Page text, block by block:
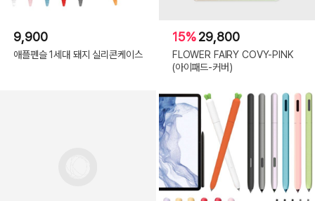
9,900
애플펜슬 1세대 돼지 실리콘케이스
15%29,800
FLOWER FAIRY COVY-PINK
(아이패드-커버)